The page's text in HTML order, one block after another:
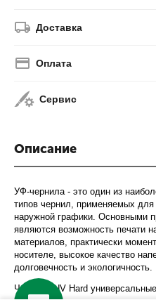
Доставка
Оплата
Сервис
Описание
УФ-чернила - это один из
типов чернил, применяемых для
наружной графики. Основными
являются возможность печати
материалов, практически
носителе, высокое качество
долговечность и экологичность.
Чернила UV Hard универсальные
нажестких и твердых